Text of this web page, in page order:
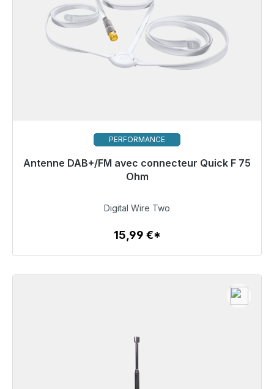
PERFORMANCE
Antenne DAB+/FM avec connecteur Quick F 75
Ohm
Prêt à être expédié, délai de livraison 48h*
Détails
Digital Wire Two
15,99 €*